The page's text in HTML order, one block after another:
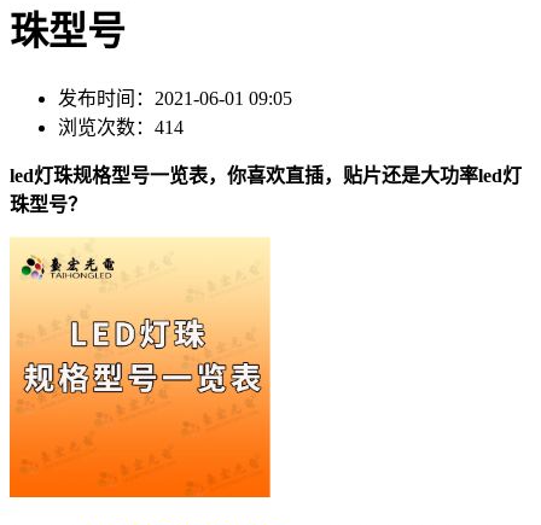
珠型号
发布时间：2021-06-01 09:05
浏览次数：414
led灯珠规格型号一览表，你喜欢直插，贴片还是大功率led灯
珠型号？